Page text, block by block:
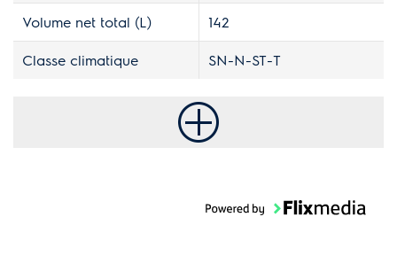
Volume net total (L) 142
Classe climatique SN-N-ST-T